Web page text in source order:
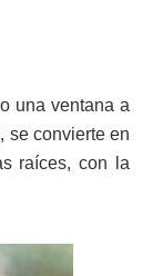
una ventana a
se convierte en
raíces, con la